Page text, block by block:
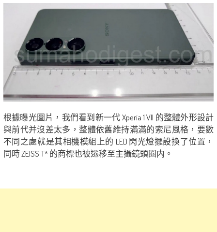
根據曝光圖片，我們看到新一代 Xperia 1 VII 的整體外形設計
與前代并沒差太多，整體依舊維持滿滿的索尼風格，要數
不同之處就是其相機模組上的 LED 閃光燈擺設換了位置，
同時 ZEISS T* 的商標也被遷移至主攝鏡頭圈内。